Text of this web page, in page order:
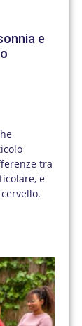
e
tra
e